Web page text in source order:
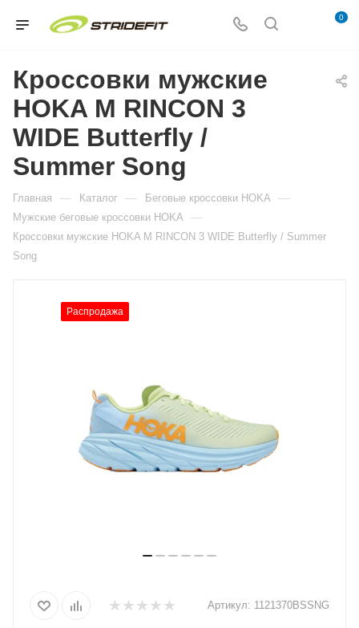
0
Кроссовки мужские
HOKA M RINCON 3
WIDE Butterfly /
Summer Song
Главная — Каталог — Беговые кроссовки HOKA —
Мужские беговые кроссовки HOKA —
Кроссовки мужские HOKA M RINCON 3 WIDE Butterfly / Summer
Song
Распродажа
Артикул: 1121370BSSNG